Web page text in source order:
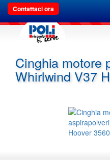
Contattaci ora
Cinghia motore per aspirapolveri
Whirlwind V37